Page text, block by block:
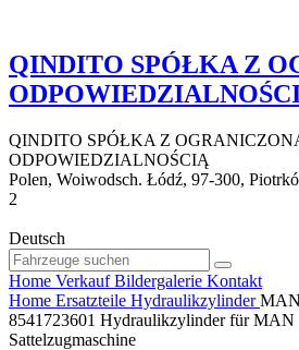
QINDITO SPÓŁKA Z
QINDITO SPÓŁKA Z
ODPOWIEDZIALNOŚCIĄ
Polen, Woiwodsch. Łódź, 97-300,
2
Deutsch
Home Verkauf Bildergalerie Kontakt
Home Ersatzteile Hydraulikzylinder
8541723601 Hydraulikzylinder für
Sattelzugmaschine